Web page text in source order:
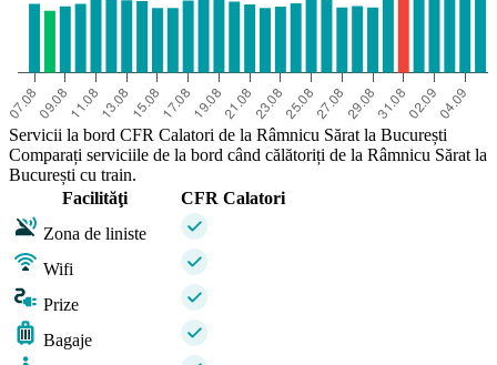
Servicii la bord CFR Calatori de la Râmnicu Sărat la București
Comparați serviciile de la bord când călătoriți de la Râmnicu Sărat la
București cu train.
Facilităţi
CFR Calatori
Zona de liniste
Wifi
Prize
Bagaje